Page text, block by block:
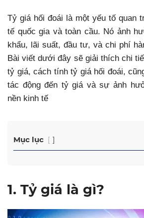
Tỷ giá hối đoái là một yếu tố quan
tế quốc gia và toàn cầu. Nó ảnh
khẩu, lãi suất, đầu tư, và chi phí
Bài viết dưới đây sẽ giải thích chi
tỷ giá, cách tính tỷ giá hối đoái,
tác động đến tỷ giá và sự ảnh
nền kinh tế
Mục lục
1. Tỷ giá là gì?